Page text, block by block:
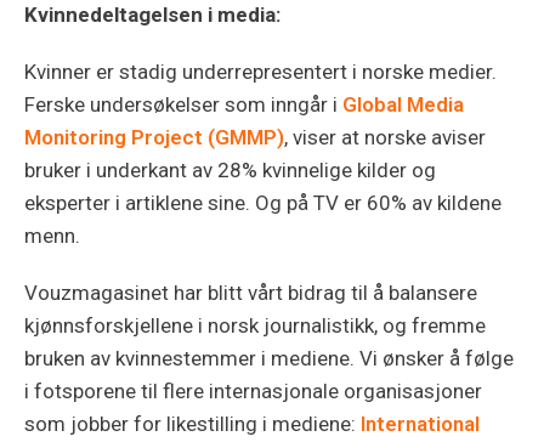
Kvinnedeltagelsen i media:
Kvinner er stadig underrepresentert i norske medier.
Ferske undersøkelser som inngår i Global Media
Monitoring Project (GMMP), viser at norske aviser
bruker i underkant av 28% kvinnelige kilder og
eksperter i artiklene sine. Og på TV er 60% av kildene
menn.
Vouzmagasinet har blitt vårt bidrag til å balansere
kjønnsforskjellene i norsk journalistikk, og fremme
bruken av kvinnestemmer i mediene. Vi ønsker å følge
i fotsporene til flere internasjonale organisasjoner
som jobber for likestilling i mediene: International